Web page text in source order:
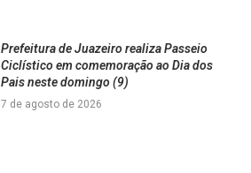
Prefeitura de Juazeiro realiza Passeio
Ciclístico em comemoração ao Dia dos
Pais neste domingo (9)
7 de agosto de 2026